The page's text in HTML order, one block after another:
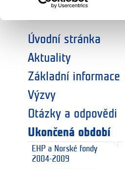
SOCIÁLNÍ DIALOG
Úvodní stránka
Aktuality
Základní informace
Výzvy
Otázky a odpovědi
Ukončená období
EHP a Norské fondy
2004-2009